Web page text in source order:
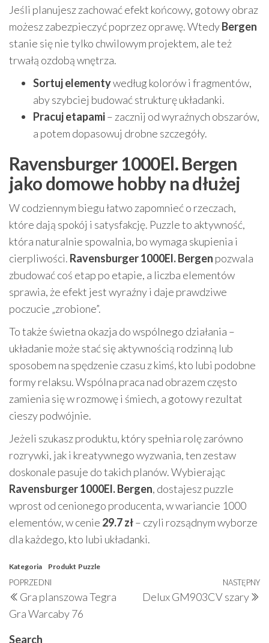
Jeśli planujesz zachować efekt końcowy, gotowy obraz
możesz zabezpieczyć poprzez oprawę. WtedyBergen
stanie się nie tylko chwilowym projektem, ale też
trwałą ozdobą wnętrza.
Sortuj elementywedług kolorów i fragmentów,
aby szybciej budować strukturę układanki.
Pracuj etapami– zacznij od wyraźnych obszarów,
a potem dopasowuj drobne szczegóły.
Ravensburger 1000El. Bergen
jako domowe hobby na dłużej
W codziennym biegu łatwo zapomnieć o rzeczach,
które dają spokój i satysfakcję. Puzzle to aktywność,
która naturalnie spowalnia, bo wymaga skupienia i
cierpliwości. Ravensburger 1000El. Bergen pozwala
zbudować coś etap po etapie, a liczba elementów
sprawia, że efekt jest wyraźny i daje prawdziwe
poczucie „zrobione”.
To także świetna okazja do wspólnego działania –
układanie może stać się aktywnością rodzinną lub
sposobem na spędzenie czasu z kimś, kto lubi podobne
formy relaksu. Wspólna praca nad obrazem często
zamienia się w rozmowę i śmiech, a gotowy rezultat
cieszy podwójnie.
Jeżeli szukasz produktu, który spełnia rolę zarówno
rozrywki, jak i kreatywnego wyzwania, ten zestaw
doskonale pasuje do takich planów. Wybierając
Ravensburger 1000El. Bergen, dostajesz puzzle
wprost od cenionego producenta, w wariancie 1000
elementów, w cenie 29.7 zł– czyli rozsądnym wyborze
dla każdego, kto lubi układanki.
Kategoria Produkt Puzzle
Nawigacja
wpisu
Poprzedni
wpis
POPRZEDNI
Gra planszowa Tegra
Gra Warcaby 76
NASTĘPNY
Delux GM903CV szary
Search